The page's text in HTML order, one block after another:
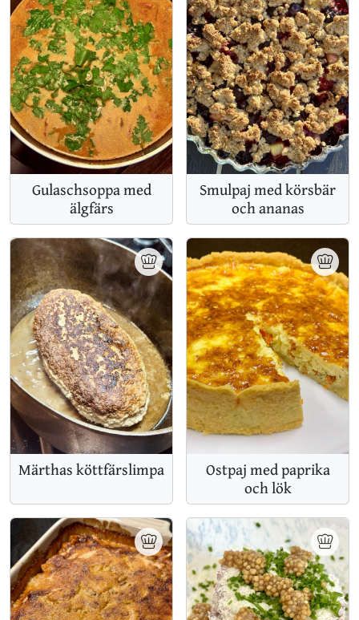
Gulaschsoppa med
älgfärs
Smulpaj med körsbär
och ananas
Märthas köttfärslimpa
Ostpaj med paprika
och lök